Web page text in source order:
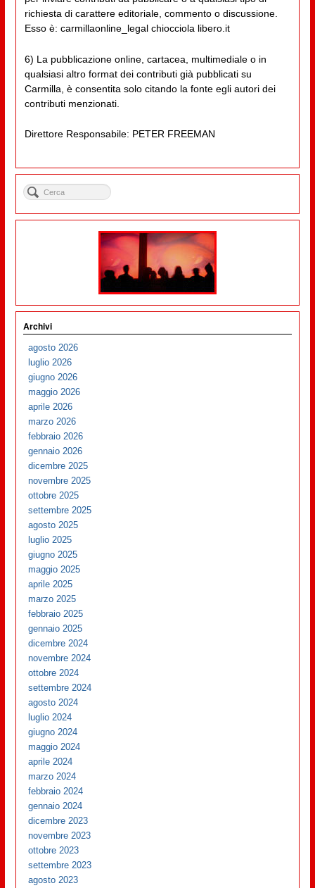
richiesta di carattere editoriale, commento o discussione.
Esso è: carmillaonline_legal chiocciola libero.it
6) La pubblicazione online, cartacea, multimediale o in
qualsiasi altro format dei contributi già pubblicati su
Carmilla, è consentita solo citando la fonte egli autori dei
contributi menzionati.
Direttore Responsabile: PETER FREEMAN
Archivi
agosto 2026
luglio 2026
giugno 2026
maggio 2026
aprile 2026
marzo 2026
febbraio 2026
gennaio 2026
dicembre 2025
novembre 2025
ottobre 2025
settembre 2025
agosto 2025
luglio 2025
giugno 2025
maggio 2025
aprile 2025
marzo 2025
febbraio 2025
gennaio 2025
dicembre 2024
novembre 2024
ottobre 2024
settembre 2024
agosto 2024
luglio 2024
giugno 2024
maggio 2024
aprile 2024
marzo 2024
febbraio 2024
gennaio 2024
dicembre 2023
novembre 2023
ottobre 2023
settembre 2023
agosto 2023